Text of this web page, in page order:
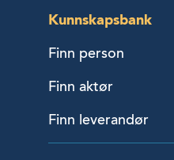
Kunnskapsbank
Finn person
Finn aktør
Finn leverandør